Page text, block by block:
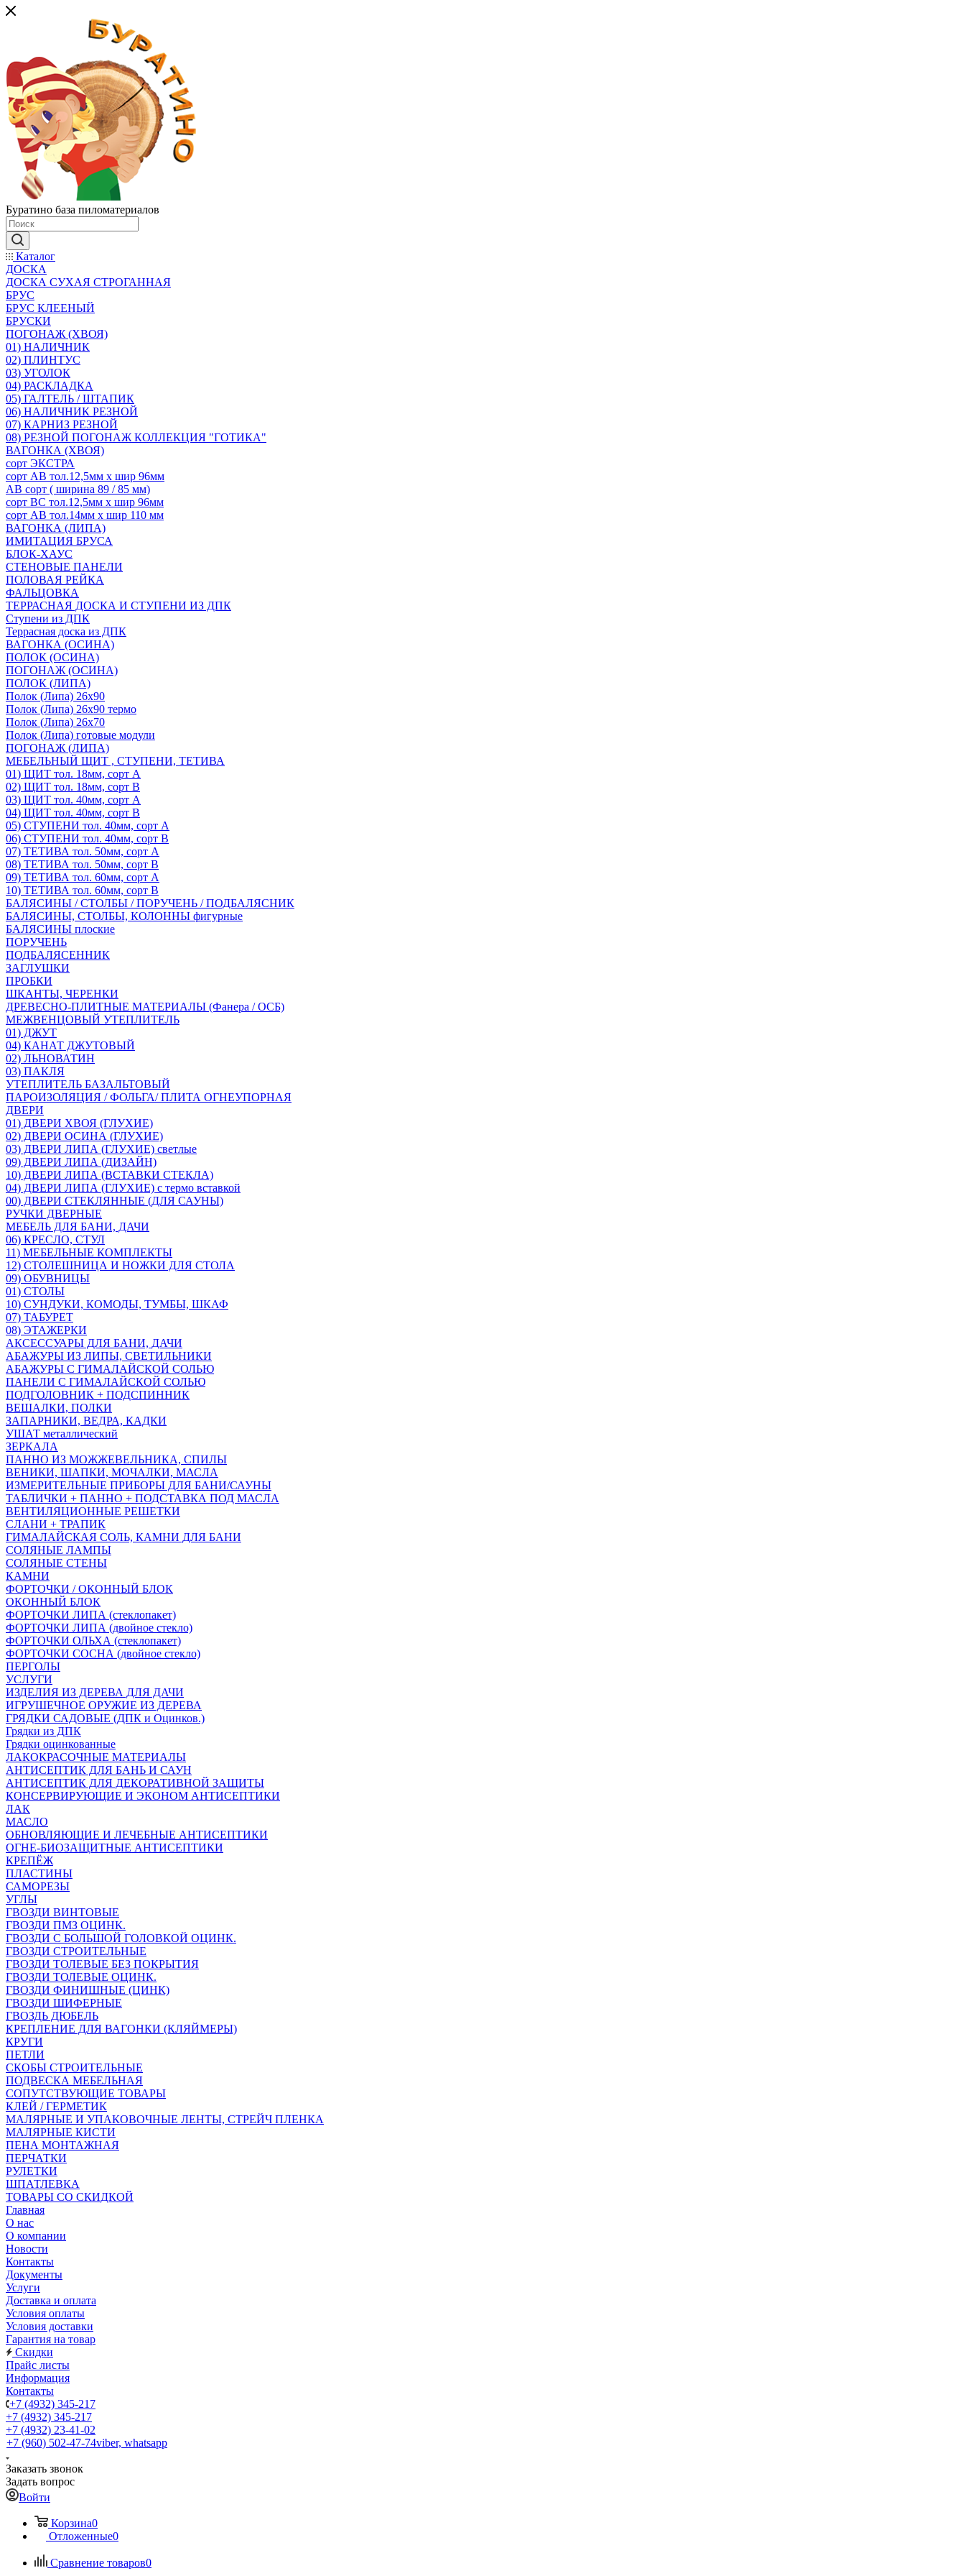
Буратино база пиломатериалов
Каталог
ДОСКА
ДОСКА СУХАЯ СТРОГАННАЯ
БРУС
БРУС КЛЕЕНЫЙ
БРУСКИ
ПОГОНАЖ (ХВОЯ)
01) НАЛИЧНИК
02) ПЛИНТУС
03) УГОЛОК
04) РАСКЛАДКА
05) ГАЛТЕЛЬ / ШТАПИК
06) НАЛИЧНИК РЕЗНОЙ
07) КАРНИЗ РЕЗНОЙ
08) РЕЗНОЙ ПОГОНАЖ КОЛЛЕКЦИЯ "ГОТИКА"
ВАГОНКА (ХВОЯ)
сорт ЭКСТРА
сорт АВ тол.12,5мм х шир 96мм
АВ сорт ( ширина 89 / 85 мм)
сорт ВС тол.12,5мм х шир 96мм
сорт АВ тол.14мм х шир 110 мм
ВАГОНКА (ЛИПА)
ИМИТАЦИЯ БРУСА
БЛОК-ХАУС
СТЕНОВЫЕ ПАНЕЛИ
ПОЛОВАЯ РЕЙКА
ФАЛЬЦОВКА
ТЕРРАСНАЯ ДОСКА И СТУПЕНИ ИЗ ДПК
Ступени из ДПК
Террасная доска из ДПК
ВАГОНКА (ОСИНА)
ПОЛОК (ОСИНА)
ПОГОНАЖ (ОСИНА)
ПОЛОК (ЛИПА)
Полок (Липа) 26х90
Полок (Липа) 26х90 термо
Полок (Липа) 26х70
Полок (Липа) готовые модули
ПОГОНАЖ (ЛИПА)
МЕБЕЛЬНЫЙ ЩИТ , СТУПЕНИ, ТЕТИВА
01) ЩИТ тол. 18мм, сорт А
02) ЩИТ тол. 18мм, сорт В
03) ЩИТ тол. 40мм, сорт А
04) ЩИТ тол. 40мм, сорт В
05) СТУПЕНИ тол. 40мм, сорт А
06) СТУПЕНИ тол. 40мм, сорт В
07) ТЕТИВА тол. 50мм, сорт А
08) ТЕТИВА тол. 50мм, сорт В
09) ТЕТИВА тол. 60мм, сорт А
10) ТЕТИВА тол. 60мм, сорт В
БАЛЯСИНЫ / СТОЛБЫ / ПОРУЧЕНЬ / ПОДБАЛЯСНИК
БАЛЯСИНЫ, СТОЛБЫ, КОЛОННЫ фигурные
БАЛЯСИНЫ плоские
ПОРУЧЕНЬ
ПОДБАЛЯСЕННИК
ЗАГЛУШКИ
ПРОБКИ
ШКАНТЫ, ЧЕРЕНКИ
ДРЕВЕСНО-ПЛИТНЫЕ МАТЕРИАЛЫ (Фанера / ОСБ)
МЕЖВЕНЦОВЫЙ УТЕПЛИТЕЛЬ
01) ДЖУТ
04) КАНАТ ДЖУТОВЫЙ
02) ЛЬНОВАТИН
03) ПАКЛЯ
УТЕПЛИТЕЛЬ БАЗАЛЬТОВЫЙ
ПАРОИЗОЛЯЦИЯ / ФОЛЬГА/ ПЛИТА ОГНЕУПОРНАЯ
ДВЕРИ
01) ДВЕРИ ХВОЯ (ГЛУХИЕ)
02) ДВЕРИ ОСИНА (ГЛУХИЕ)
03) ДВЕРИ ЛИПА (ГЛУХИЕ) светлые
09) ДВЕРИ ЛИПА (ДИЗАЙН)
10) ДВЕРИ ЛИПА (ВСТАВКИ СТЕКЛА)
04) ДВЕРИ ЛИПА (ГЛУХИЕ) с термо вставкой
00) ДВЕРИ СТЕКЛЯННЫЕ (ДЛЯ САУНЫ)
РУЧКИ ДВЕРНЫЕ
МЕБЕЛЬ ДЛЯ БАНИ, ДАЧИ
06) КРЕСЛО, СТУЛ
11) МЕБЕЛЬНЫЕ КОМПЛЕКТЫ
12) СТОЛЕШНИЦА И НОЖКИ ДЛЯ СТОЛА
09) ОБУВНИЦЫ
01) СТОЛЫ
10) СУНДУКИ, КОМОДЫ, ТУМБЫ, ШКАФ
07) ТАБУРЕТ
08) ЭТАЖЕРКИ
АКСЕССУАРЫ ДЛЯ БАНИ, ДАЧИ
АБАЖУРЫ ИЗ ЛИПЫ, СВЕТИЛЬНИКИ
АБАЖУРЫ С ГИМАЛАЙСКОЙ СОЛЬЮ
ПАНЕЛИ С ГИМАЛАЙСКОЙ СОЛЬЮ
ПОДГОЛОВНИК + ПОДСПИННИК
ВЕШАЛКИ, ПОЛКИ
ЗАПАРНИКИ, ВЕДРА, КАДКИ
УШАТ металлический
ЗЕРКАЛА
ПАННО ИЗ МОЖЖЕВЕЛЬНИКА, СПИЛЫ
ВЕНИКИ, ШАПКИ, МОЧАЛКИ, МАСЛА
ИЗМЕРИТЕЛЬНЫЕ ПРИБОРЫ ДЛЯ БАНИ/САУНЫ
ТАБЛИЧКИ + ПАННО + ПОДСТАВКА ПОД МАСЛА
ВЕНТИЛЯЦИОННЫЕ РЕШЕТКИ
СЛАНИ + ТРАПИК
ГИМАЛАЙСКАЯ СОЛЬ, КАМНИ ДЛЯ БАНИ
СОЛЯНЫЕ ЛАМПЫ
СОЛЯНЫЕ СТЕНЫ
КАМНИ
ФОРТОЧКИ / ОКОННЫЙ БЛОК
ОКОННЫЙ БЛОК
ФОРТОЧКИ ЛИПА (стеклопакет)
ФОРТОЧКИ ЛИПА (двойное стекло)
ФОРТОЧКИ ОЛЬХА (стеклопакет)
ФОРТОЧКИ СОСНА (двойное стекло)
ПЕРГОЛЫ
УСЛУГИ
ИЗДЕЛИЯ ИЗ ДЕРЕВА ДЛЯ ДАЧИ
ИГРУШЕЧНОЕ ОРУЖИЕ ИЗ ДЕРЕВА
ГРЯДКИ САДОВЫЕ (ДПК и Оцинков.)
Грядки из ДПК
Грядки оцинкованные
ЛАКОКРАСОЧНЫЕ МАТЕРИАЛЫ
АНТИСЕПТИК ДЛЯ БАНЬ И САУН
АНТИСЕПТИК ДЛЯ ДЕКОРАТИВНОЙ ЗАЩИТЫ
КОНСЕРВИРУЮЩИЕ И ЭКОНОМ АНТИСЕПТИКИ
ЛАК
МАСЛО
ОБНОВЛЯЮЩИЕ И ЛЕЧЕБНЫЕ АНТИСЕПТИКИ
ОГНЕ-БИОЗАЩИТНЫЕ АНТИСЕПТИКИ
КРЕПЁЖ
ПЛАСТИНЫ
САМОРЕЗЫ
УГЛЫ
ГВОЗДИ ВИНТОВЫЕ
ГВОЗДИ ПМЗ ОЦИНК.
ГВОЗДИ С БОЛЬШОЙ ГОЛОВКОЙ ОЦИНК.
ГВОЗДИ СТРОИТЕЛЬНЫЕ
ГВОЗДИ ТОЛЕВЫЕ БЕЗ ПОКРЫТИЯ
ГВОЗДИ ТОЛЕВЫЕ ОЦИНК.
ГВОЗДИ ФИНИШНЫЕ (ЦИНК)
ГВОЗДИ ШИФЕРНЫЕ
ГВОЗДЬ ДЮБЕЛЬ
КРЕПЛЕНИЕ ДЛЯ ВАГОНКИ (КЛЯЙМЕРЫ)
КРУГИ
ПЕТЛИ
СКОБЫ СТРОИТЕЛЬНЫЕ
ПОДВЕСКА МЕБЕЛЬНАЯ
СОПУТСТВУЮЩИЕ ТОВАРЫ
КЛЕЙ / ГЕРМЕТИК
МАЛЯРНЫЕ И УПАКОВОЧНЫЕ ЛЕНТЫ, СТРЕЙЧ ПЛЕНКА
МАЛЯРНЫЕ КИСТИ
ПЕНА МОНТАЖНАЯ
ПЕРЧАТКИ
РУЛЕТКИ
ШПАТЛЕВКА
ТОВАРЫ СО СКИДКОЙ
Главная
О нас
О компании
Новости
Контакты
Документы
Услуги
Доставка и оплата
Условия оплаты
Условия доставки
Гарантия на товар
Скидки
Прайс листы
Информация
Контакты
+7 (4932) 345-217
+7 (4932) 345-217
+7 (4932) 23-41-02
+7 (960) 502-47-74viber, whatsapp
Заказать звонок
Задать вопрос
Войти
Корзина0
Отложенные0
Сравнение товаров0